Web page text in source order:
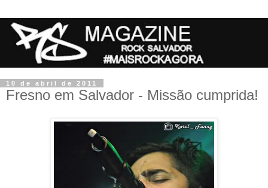
10 de abril de 2011
Fresno em Salvador - Missão cumprida!